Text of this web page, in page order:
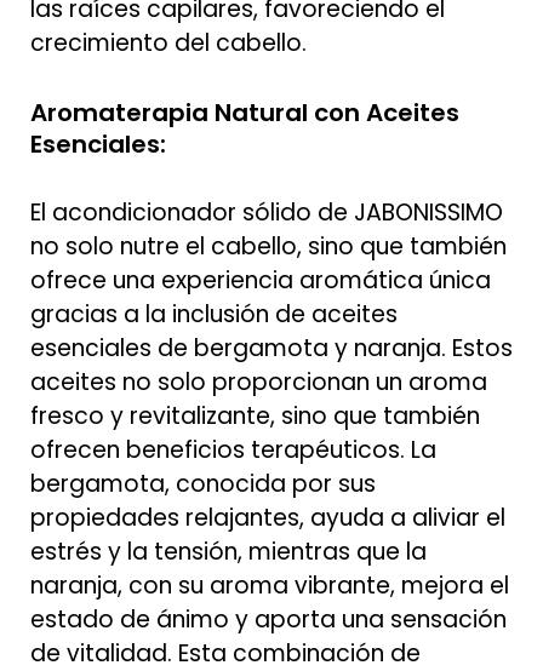
las raíces capilares, favoreciendo el
crecimiento del cabello.
Aromaterapia Natural con Aceites
Esenciales:
El acondicionador sólido de JABONISSIMO
no solo nutre el cabello, sino que también
ofrece una experiencia aromática única
gracias a la inclusión de aceites
esenciales de bergamota y naranja. Estos
aceites no solo proporcionan un aroma
fresco y revitalizante, sino que también
ofrecen beneficios terapéuticos. La
bergamota, conocida por sus
propiedades relajantes, ayuda a aliviar el
estrés y la tensión, mientras que la
naranja, con su aroma vibrante, mejora el
estado de ánimo y aporta una sensación
de vitalidad. Esta combinación de